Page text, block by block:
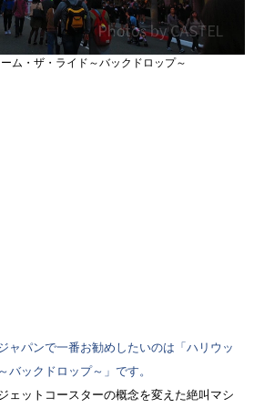
ム・ザ・ライド～バックドロップ～
パンで一番お勧めしたいのは「ハリウッ
バックドロップ～」です。
ェットコースターの概念を変えた絶叫マシ